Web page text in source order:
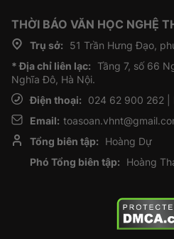
THỜI BÁO VĂN HỌC NGHỆ
Trụ sở:
51 Trần Hưng Đạo,
* Địa chỉ liên lạc: Tầng 7, số 66
Nghĩa Đô, Hà Nội.
Điện thoại:
024 62 900 262 |
Email:
Tổng biên tập:
Hoàng Dự
Phó Tổng biên tập:
Hoàng